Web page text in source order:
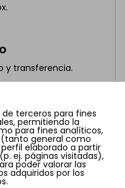
y transferencia.
fáciles
terceros para fines
permitiendo la
para fines analíticos,
general como
elaborado a partir
ej. páginas visitadas),
poder valorar las
adquiridos por los